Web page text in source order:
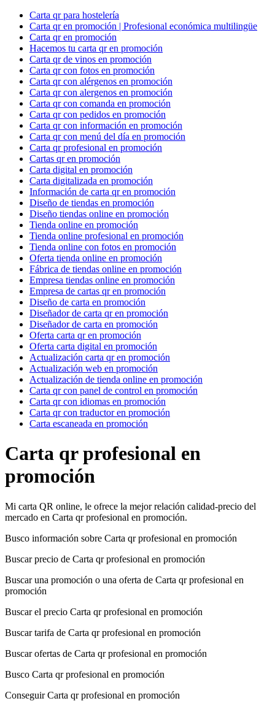
Carta qr para hostelería
Carta qr en promoción | Profesional económica multilingüe
Carta qr en promoción
Hacemos tu carta qr en promoción
Carta qr de vinos en promoción
Carta qr con fotos en promoción
Carta qr con alérgenos en promoción
Carta qr con alergenos en promoción
Carta qr con comanda en promoción
Carta qr con pedidos en promoción
Carta qr con información en promoción
Carta qr con menú del día en promoción
Carta qr profesional en promoción
Cartas qr en promoción
Carta digital en promoción
Carta digitalizada en promoción
Información de carta qr en promoción
Diseño de tiendas en promoción
Diseño tiendas online en promoción
Tienda online en promoción
Tienda online profesional en promoción
Tienda online con fotos en promoción
Oferta tienda online en promoción
Fábrica de tiendas online en promoción
Empresa tiendas online en promoción
Empresa de cartas qr en promoción
Diseño de carta en promoción
Diseñador de carta qr en promoción
Diseñador de carta en promoción
Oferta carta qr en promoción
Oferta carta digital en promoción
Actualización carta qr en promoción
Actualización web en promoción
Actualización de tienda online en promoción
Carta qr con panel de control en promoción
Carta qr con idiomas en promoción
Carta qr con traductor en promoción
Carta escaneada en promoción
Carta qr profesional en
promoción
Mi carta QR online, le ofrece la mejor relación calidad-precio del
mercado en Carta qr profesional en promoción.
Busco información sobre Carta qr profesional en promoción
Buscar precio de Carta qr profesional en promoción
Buscar una promoción o una oferta de Carta qr profesional en
promoción
Buscar el precio Carta qr profesional en promoción
Buscar tarifa de Carta qr profesional en promoción
Buscar ofertas de Carta qr profesional en promoción
Busco Carta qr profesional en promoción
Conseguir Carta qr profesional en promoción